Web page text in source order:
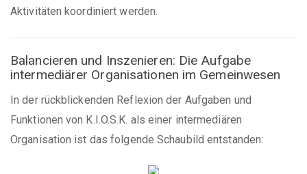
Aktivitäten koordiniert werden.
Balancieren und Inszenieren: Die Aufgabe
intermediärer Organisationen im Gemeinwesen
In der rückblickenden Reflexion der Aufgaben und
Funktionen von K.I.O.S.K. als einer intermediären
Organisation ist das folgende Schaubild entstanden: